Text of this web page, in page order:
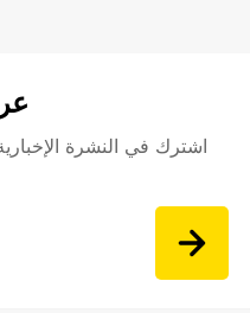
اشترك في النشرة